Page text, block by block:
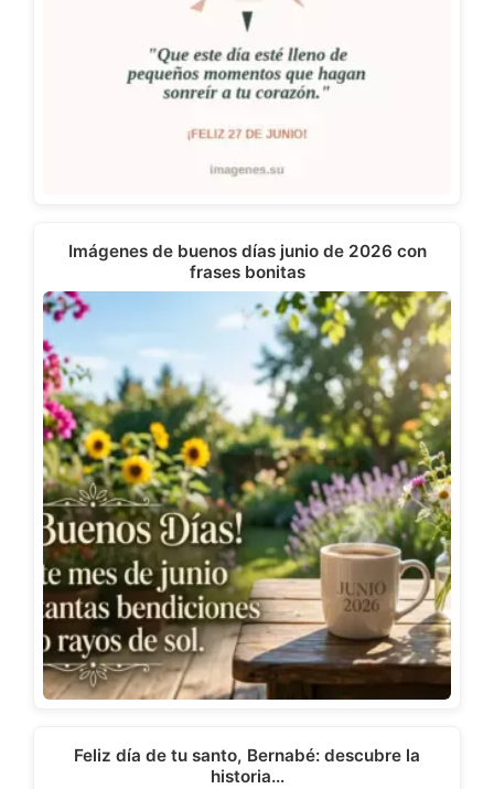
Imágenes de buenos días junio de 2026 con
frases bonitas
Feliz día de tu santo, Bernabé: descubre la
historia…